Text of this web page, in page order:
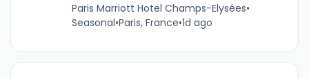
Paris Marriott Hotel Champs-Elysées•
Seasonal•Paris, France•1d ago